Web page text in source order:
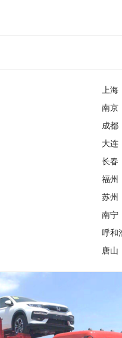
上海
南京
成都
大连
长春
福州
苏州
南宁
呼和
唐山